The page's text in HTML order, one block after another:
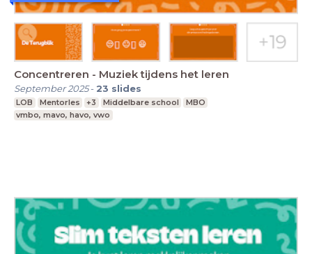
Concentreren - Muziek tijdens het leren
September 2025- 23 slides
LOB Mentorles +3 Middelbare school
MBO
vmbo, mavo, havo, vwo